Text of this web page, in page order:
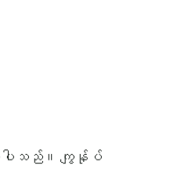
းပါသည်။ ကျွန်ုပ်